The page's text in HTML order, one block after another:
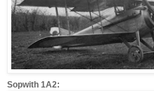
Sopwith 1A2: